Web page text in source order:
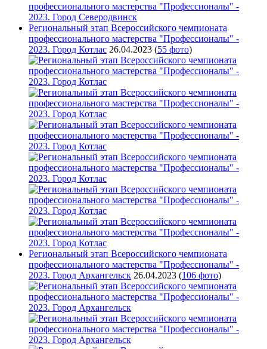
Региональный этап Всероссийского чемпионата
профессионального мастерства "Профессионалы" -
2023. Город Котлас 26.04.2023 (55 фото)
Региональный этап Всероссийского чемпионата
профессионального мастерства "Профессионалы" -
2023. Город Архангельск 26.04.2023 (106 фото)